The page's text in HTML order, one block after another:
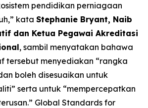
pendidikan perniagaan
kata Stephanie Bryant, Naib
dan Ketua Pegawai Akreditasi
, sambil menyatakan bahawa
tersebut menyediakan “rangka
boleh disesuaikan untuk
serta untuk “mempercepatkan
Global Standards for